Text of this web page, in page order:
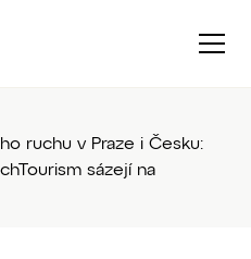
ruchu v Praze i Česku:
sázejí na